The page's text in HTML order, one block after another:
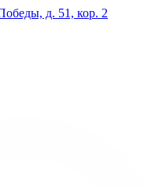
д. 51, кор. 2